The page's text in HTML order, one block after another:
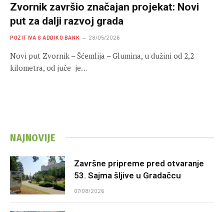
Zvornik završio značajan projekat: Novi
put za dalji razvoj grada
POZITIVA S ADDIKO BANK 28/05/2026
Novi put Zvornik – Šćemlija – Glumina, u dužini od 2,2
kilometra, od juče je…
NAJNOVIJE
Završne pripreme pred otvaranje
53. Sajma šljive u Gradačcu
07/08/2026